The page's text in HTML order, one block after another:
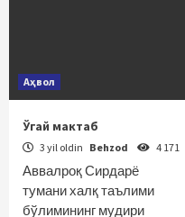
Аҳвол
Ўгай мактаб
3 yil oldin Behzod 4 171
Аввалроқ Сирдарё
тумани халқ таълими
бўлимининг мудири